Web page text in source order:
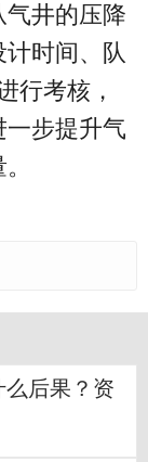
井的压降
时间、队
行考核，
步提升气
后果？资